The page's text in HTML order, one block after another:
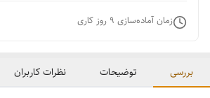
زمان آماده‌سازی 9 روز کاری
بررسی توضیحات نظرات کاربران